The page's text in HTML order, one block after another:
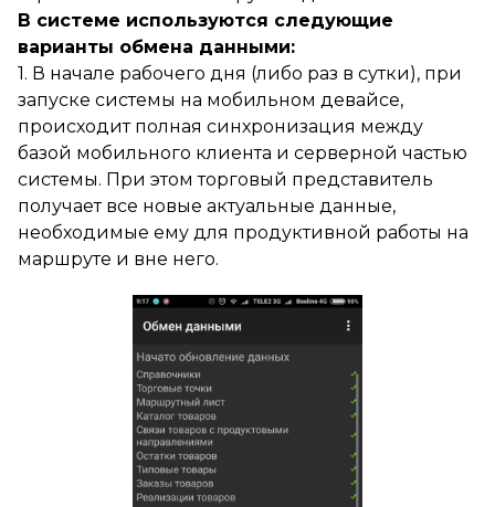
В системе используются следующие
варианты обмена данными:
1. В начале рабочего дня (либо раз в сутки), при
запуске системы на мобильном девайсе,
происходит полная синхронизация между
базой мобильного клиента и серверной частью
системы. При этом торговый представитель
получает все новые актуальные данные,
необходимые ему для продуктивной работы на
маршруте и вне него.